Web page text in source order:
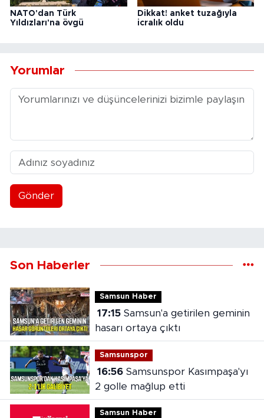
NATO'dan Türk
Yıldızları'na övgü
Dikkat! anket tuzağıyla
icralık oldu
Yorumlar
Gönder
Son Haberler
Samsun Haber
17:15Samsun'a getirilen geminin
hasarı ortaya çıktı
Samsunspor
16:56Samsunspor Kasımpaşa'yı
2 golle mağlup etti
Samsun Haber